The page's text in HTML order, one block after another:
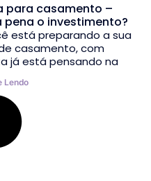
para casamento –
pena o investimento?
está preparando a sua
casamento, com
já está pensando na
Lendo